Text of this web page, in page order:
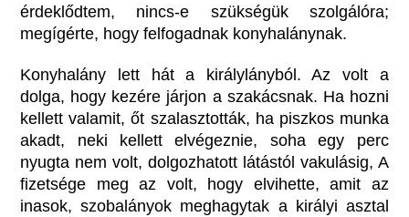
érdeklődtem, nincs-e szükségük szolgálóra;
megígérte, hogy felfogadnak konyhalánynak.
Konyhalány lett hát a királylányból. Az volt a
dolga, hogy kezére járjon a szakácsnak. Ha hozni
kellett valamit, őt szalasztották, ha piszkos munka
akadt, neki kellett elvégeznie, soha egy perc
nyugta nem volt, dolgozhatott látástól vakulásig, A
fizetsége meg az volt, hogy elvihette, amit az
inasok, szobalányok meghagytak a királyi asztal